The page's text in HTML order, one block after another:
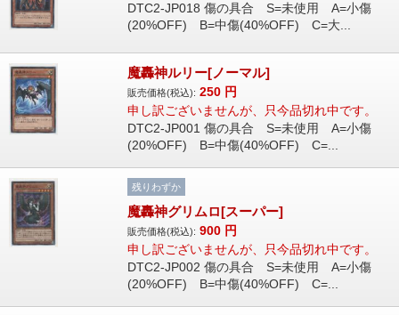
DTC2-JP018 傷の具合 S=未使用 A=小傷
(20%OFF) B=中傷(40%OFF) C=大...
魔轟神ルリー[ノーマル]
販売価格(税込): 250 円
申し訳ございませんが、只今品切れ中です。
DTC2-JP001 傷の具合 S=未使用 A=小傷
(20%OFF) B=中傷(40%OFF) C=...
残りわずか
魔轟神グリムロ[スーパー]
販売価格(税込): 900 円
申し訳ございませんが、只今品切れ中です。
DTC2-JP002 傷の具合 S=未使用 A=小傷
(20%OFF) B=中傷(40%OFF) C=...